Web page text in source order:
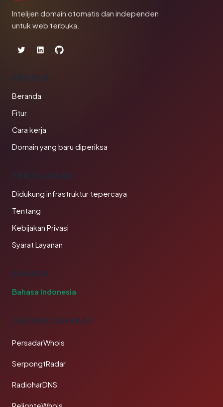
Intelijen domain otomatis dan independen
untuk web terbuka.
PRODUK
Beranda
Fitur
Cara kerja
Domain yang baru diperiksa
PERUSAHAAN
Didukung infrastruktur tepercaya
Tentang
Kebijakan Privasi
Syarat Layanan
BAHASA
Bahasa Indonesia
TAUTAN SAHABAT
PersadarWhois
SerpongtRadar
RadioharDNS